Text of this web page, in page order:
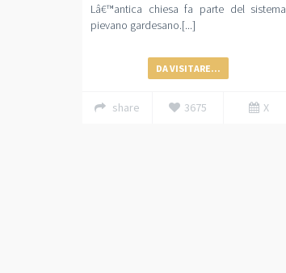
Lâ€™antica chiesa fa parte del sistema
pievano gardesano.[...]
DA VISITARE...
share 3675 X